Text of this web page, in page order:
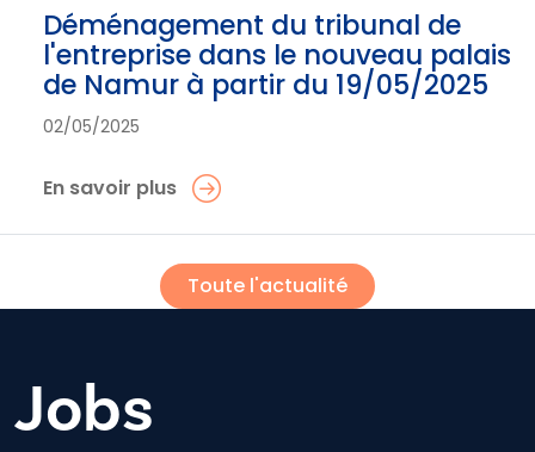
Déménagement du tribunal de
l'entreprise dans le nouveau palais
de Namur à partir du 19/05/2025
02/05/2025
En savoir plus
Toute l'actualité
Jobs